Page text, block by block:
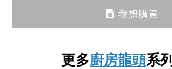
我想購買
更多廚房龍頭系